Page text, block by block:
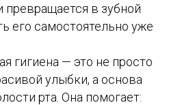
превращается в зубной
его самостоятельно уже
гигиена — это не просто
улыбки, а основа
рта. Она помогает: